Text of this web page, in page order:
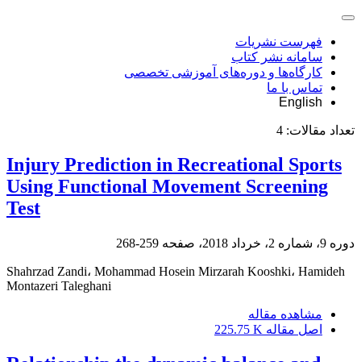
فهرست نشریات
سامانه نشر کتاب
کارگاه‌ها و دوره‌های آموزشی تخصصی
تماس با ما
English
تعداد مقالات: 4
Injury Prediction in Recreational Sports
Using Functional Movement Screening
Test
دوره 9، شماره 2، خرداد 2018، صفحه 259-268
Shahrzad Zandi، Mohammad Hosein Mirzarah Kooshki، Hamideh
Montazeri Taleghani
مشاهده مقاله
اصل مقاله 225.75 K